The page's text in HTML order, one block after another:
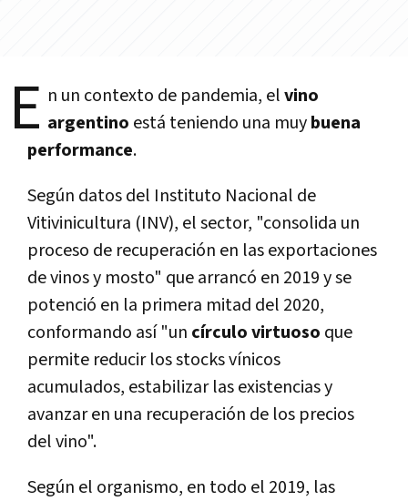
E n un contexto de pandemia, elvino
argentino está teniendo una muybuena
performance.
Según datos del Instituto Nacional de
Vitivinicultura (INV), el sector, "consolida un
proceso de recuperación en las exportaciones
de vinos y mosto" que arrancó en 2019 y se
potenció en la primera mitad del 2020,
conformando así "un círculo virtuoso que
permite reducir los stocks vínicos
acumulados, estabilizar las existencias y
avanzar en una recuperación de los precios
del vino".
Según el organismo, en todo el 2019, las